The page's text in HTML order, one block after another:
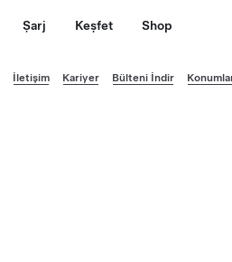
Şarj Keşfet Shop
İletişim Kariyer Bülteni İndir